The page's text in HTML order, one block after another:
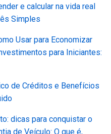
e calcular na vida real
Simples
Usar para Economizar
para Iniciantes:
de Créditos e Benefícios
dicas para conquistar o
de Veículo: O que é,